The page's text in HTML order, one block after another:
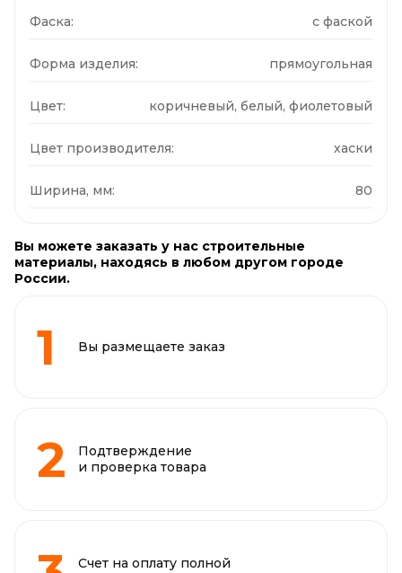
Фаска: с фаской
Форма изделия: прямоугольная
Цвет: коричневый, белый, фиолетовый
Цвет производителя: хаски
Ширина, мм: 80
Вы можете заказать у нас строительные
материалы, находясь в любом другом городе
России.
Вы размещаете заказ
Подтверждение
и проверка товара
Счет на оплату полной